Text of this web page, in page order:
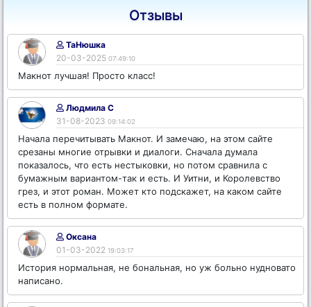
Отзывы
ТаНюшка
20-03-2025 07:49:10
Макнот лучшая! Просто класс!
Людмила С
31-08-2023 09:14:02
Начала перечитывать Макнот. И замечаю, на этом сайте
срезаны многие отрывки и диалоги. Сначала думала
показалось, что есть нестыковки, но потом сравнила с
бумажным вариантом-так и есть. И Уитни, и Королевство
грез, и этот роман. Может кто подскажет, на каком сайте
есть в полном формате.
Оксана
01-03-2022 19:03:17
История нормальная, не бональная, но уж больно нудновато
написано.